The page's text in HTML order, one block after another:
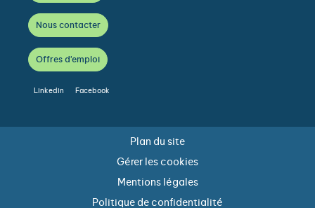
Nous contacter
Offres d'emploi
Linkedin Facebook
Plan du site
Gérer les cookies
Mentions légales
Politique de confidentialité